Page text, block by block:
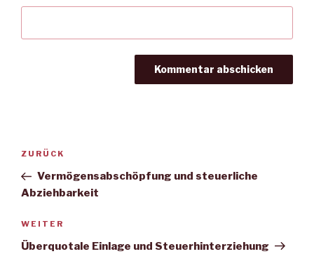
Beitragsnavigation
Vorheriger
Beitrag
ZURÜCK
Vermögensabschöpfung und steuerliche
Abziehbarkeit
Nächster
Beitrag
WEITER
Überquotale Einlage und Steuerhinterziehung